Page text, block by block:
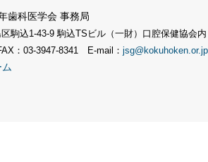
歯科医学会 事務局
駒込1-43-9 駒込TSビル（一財）口腔保健協会内
：03-3947-8341 E-mail： jsg@kokuhoken.or.jp